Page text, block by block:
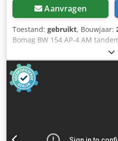
Aanvragen
Toestand: gebruikt, Bouwjaar:
Bomag BW 154 AP-4 AM
bedrijfsuren: slechts 731 uur,
pk], Asphalt Manager 2,
goede staat, direct inzetbaar,
aanvraag kunnen wij u een
doen. De heer Mihm (tel. )